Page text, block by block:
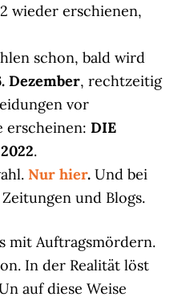
wieder erschienen,
schon, bald wird
Dezember, rechtzeitig
vor
erscheinen:DIE
.
Nur hier. Und bei
und Blogs.
mit Auftragsmördern.
In der Realität löst
auf diese Weise